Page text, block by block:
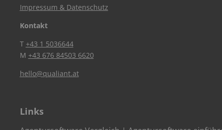
Impressum & Datenschutz
Kontakt
T +43 1 5036644
M +43 676 84503 6620
hello@qualiant.at
Links